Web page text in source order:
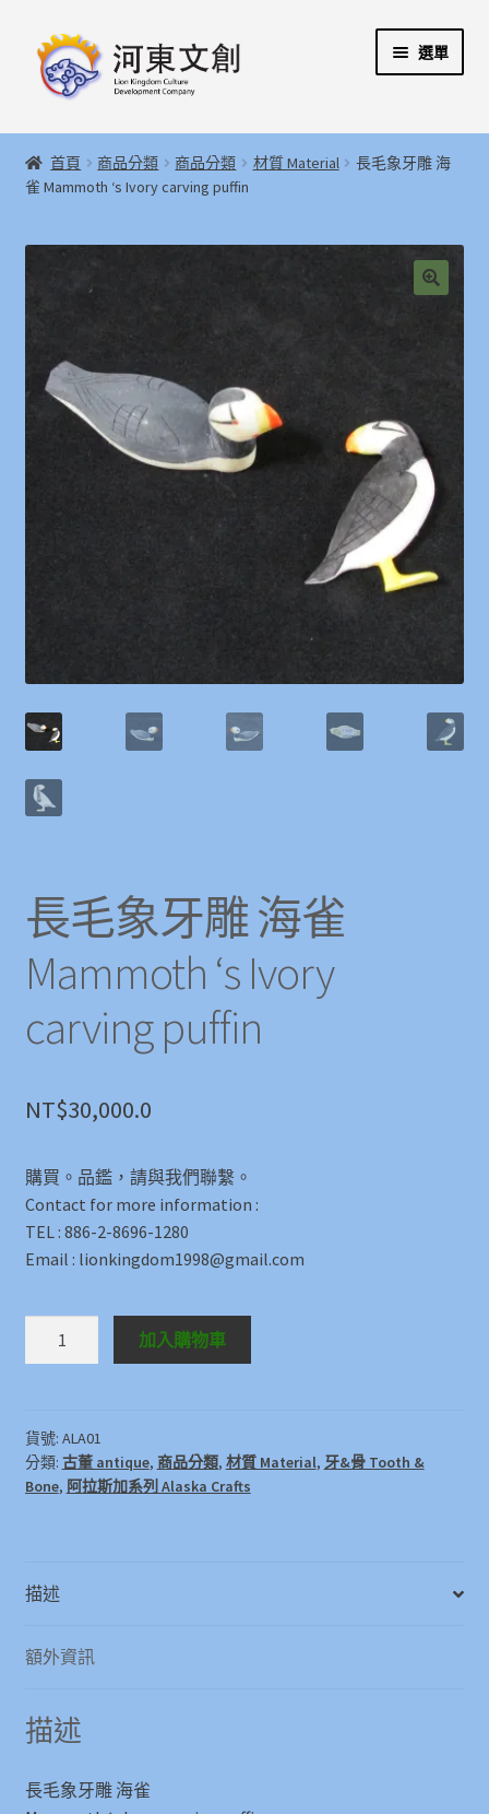
跳
至
跳
至
容
選單
首頁
開
河東文創開發股份有限公司
選
單
河東堂獅子博物館
展
開
子
購物指引
Weglot switcher
首頁 商品分類 商品分類 材質 Material
長毛象牙雕 海
雀 Mammoth ‘s Ivory carving puffin
長毛象牙雕 海雀
Mammoth ‘s Ivory
carving puffin
NT$30,000.0
購買。品鑑，請與我們聯繫。
Contact for more information :
TEL : 886-2-8696-1280
Email : lionkingdom1998@gmail.com
雕
海
雀
carving
數
加入購物車
貨號: ALA01
分類: 古董 antique, 商品分類, 材質 Material, 牙&骨 Tooth &
Bone, 阿拉斯加系列 Alaska Crafts
描述
額外資訊
描述
長毛象牙雕 海雀